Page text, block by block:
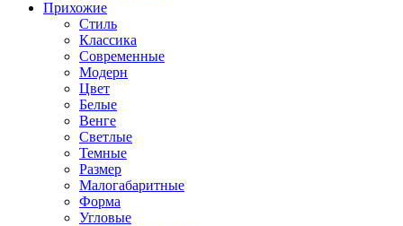
Прихожие
Стиль
Классика
Современные
Модерн
Цвет
Белые
Венге
Светлые
Темные
Размер
Малогабаритные
Форма
Угловые